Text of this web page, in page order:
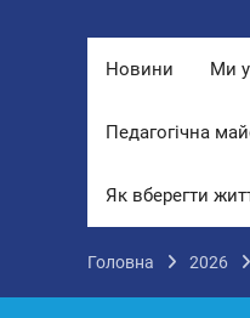
Новини Ми у
Педагогічна
Як вберегти
Головна 2026